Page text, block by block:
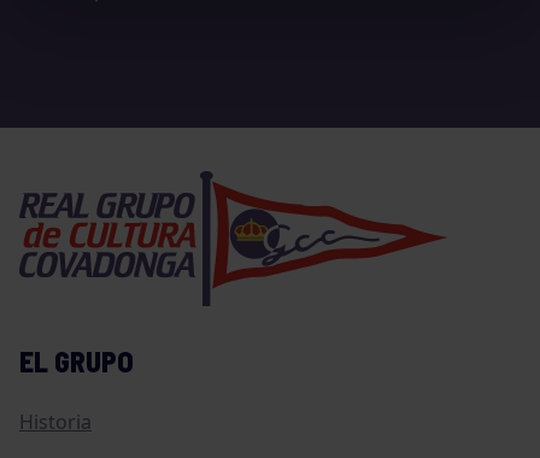
EL GRUPO
Historia